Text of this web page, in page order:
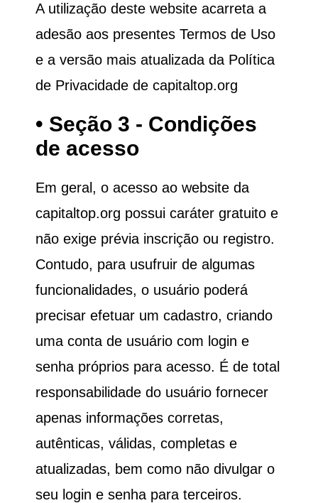
A utilização deste website acarreta a
adesão aos presentes Termos de Uso
e a versão mais atualizada da Política
de Privacidade de capitaltop.org
• Seção 3 - Condições
de acesso
Em geral, o acesso ao website da
capitaltop.org possui caráter gratuito e
não exige prévia inscrição ou registro.
Contudo, para usufruir de algumas
funcionalidades, o usuário poderá
precisar efetuar um cadastro, criando
uma conta de usuário com login e
senha próprios para acesso. É de total
responsabilidade do usuário fornecer
apenas informações corretas,
autênticas, válidas, completas e
atualizadas, bem como não divulgar o
seu login e senha para terceiros.